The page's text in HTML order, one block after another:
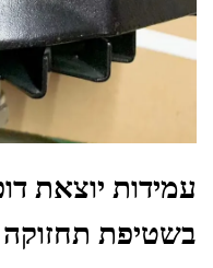
עמידות יוצאת
בשטיפת תחזוקה